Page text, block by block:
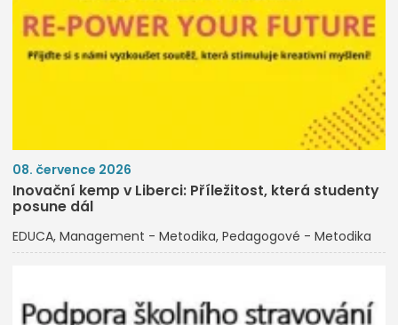
08. července 2026
Inovační kemp v Liberci: Příležitost, která studenty
posune dál
EDUCA Management - Metodika Pedagogové - Metodika